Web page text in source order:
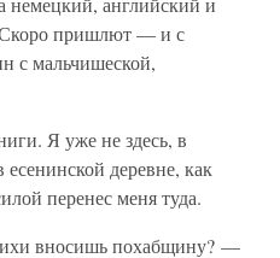
Скоро пришлют — и с
с мальчишеской,
Я уже не здесь, в
деревне, как
перенес меня туда.
вносишь похабщину? —